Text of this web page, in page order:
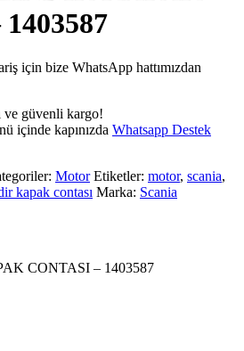
için bize WhatsApp hattımızdan
ve güvenli kargo!
içinde kapınızda Whatsapp Destek
Motor Etiketler: motor, scania,
kapak contası Marka: Scania
CONTASI – 1403587